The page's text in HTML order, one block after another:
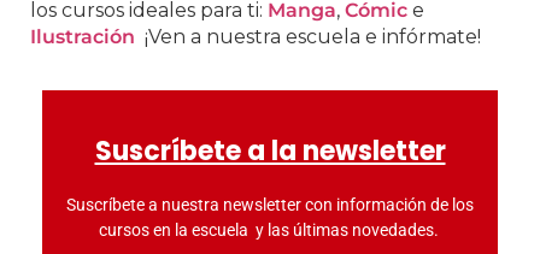
los cursos ideales para ti: Manga, Cómic e
Ilustración ¡Ven a nuestra escuela e infórmate!
Suscríbete a la newsletter
Suscríbete a nuestra newsletter con información de los
cursos en la escuela y las últimas novedades.